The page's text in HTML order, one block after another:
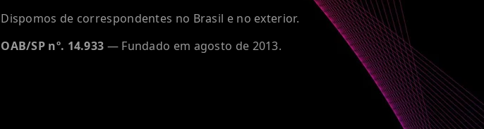
Dispomos de correspondentes no Brasil e no exterior.
OAB/SP nº. 14.933 — Fundado em agosto de 2013.